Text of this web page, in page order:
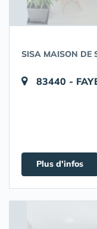
SISA MAISON DE
83440 -
Plus d'infos